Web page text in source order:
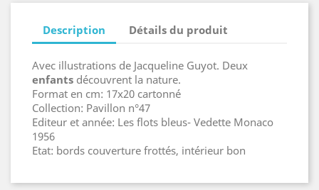
Description Détails du produit
Avec illustrations de Jacqueline Guyot. Deux
enfants découvrent la nature.
Format en cm: 17x20 cartonné
Collection: Pavillon n°47
Editeur et année: Les flots bleus- Vedette Monaco
1956
Etat: bords couverture frottés, intérieur bon